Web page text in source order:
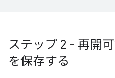
ステップ 2 - 再開
を保存する